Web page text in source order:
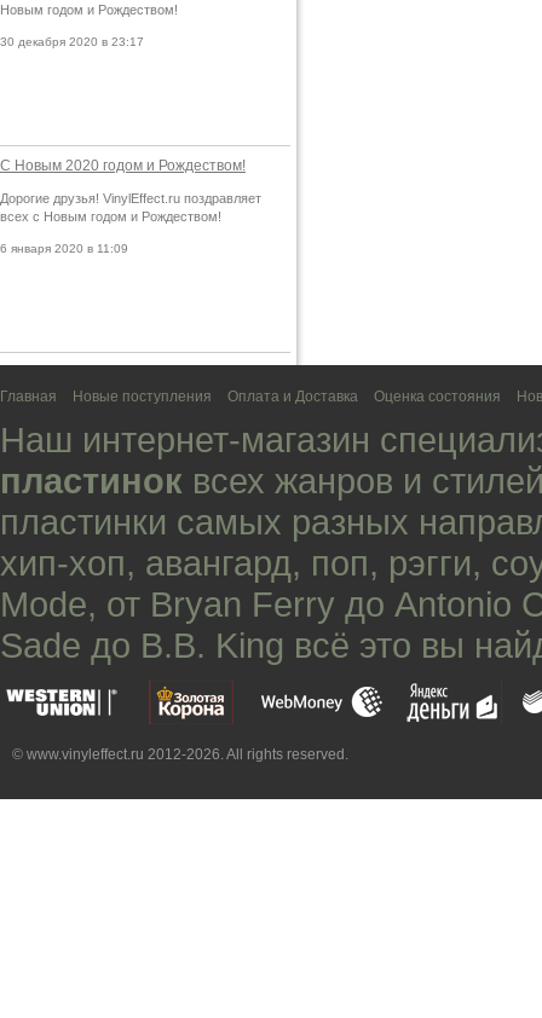
Новым годом и Рождеством!
30 декабря 2020 в 23:17
С Новым 2020 годом и Рождеством!
Дорогие друзья! VinylEffect.ru поздравляет
всех с Новым годом и Рождеством!
6 января 2020 в 11:09
Главная Новые поступления Оплата и Доставка Оценка состояния
Наш интернет-магазин
пластинок всех жанров и
пластинки самых разных
хип-хоп, авангард, поп, рэгги,
Mode, от Bryan Ferry до Antonio
Sade до B.B. King всё это вы
© www.vinyleffect.ru 2012-2026. All rights reserved.